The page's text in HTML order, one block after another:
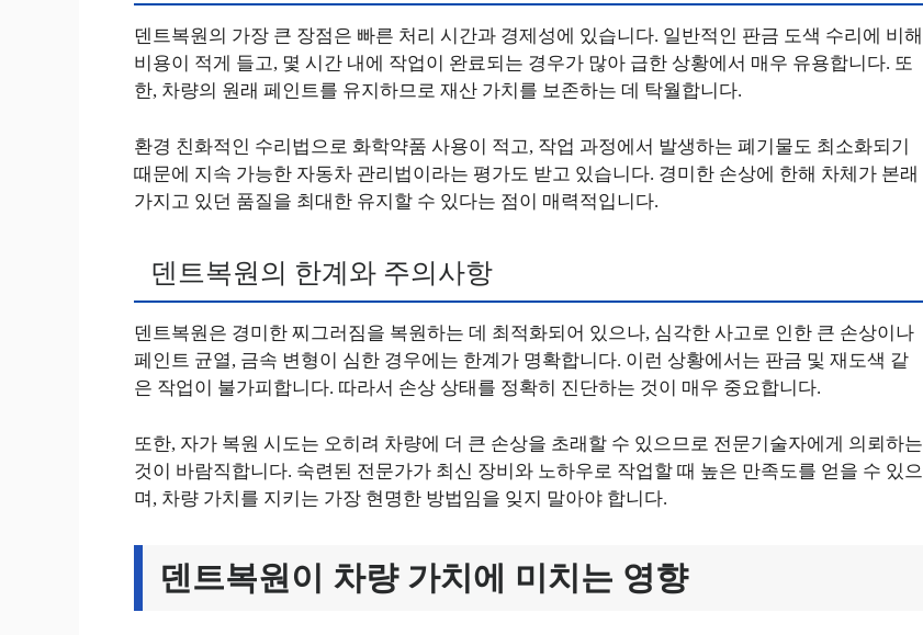
덴트복원의 가장 큰 장점은 빠른 처리 시간과 경제성에 있습니다. 일반적인 판금 도색 수리에 비해
비용이 적게 들고, 몇 시간 내에 작업이 완료되는 경우가 많아 급한 상황에서 매우 유용합니다. 또
한, 차량의 원래 페인트를 유지하므로 재산 가치를 보존하는 데 탁월합니다.
환경 친화적인 수리법으로 화학약품 사용이 적고, 작업 과정에서 발생하는 폐기물도 최소화되기
때문에 지속 가능한 자동차 관리법이라는 평가도 받고 있습니다. 경미한 손상에 한해 차체가 본래
가지고 있던 품질을 최대한 유지할 수 있다는 점이 매력적입니다.
덴트복원의 한계와 주의사항
덴트복원은 경미한 찌그러짐을 복원하는 데 최적화되어 있으나, 심각한 사고로 인한 큰 손상이나
페인트 균열, 금속 변형이 심한 경우에는 한계가 명확합니다. 이런 상황에서는 판금 및 재도색 같
은 작업이 불가피합니다. 따라서 손상 상태를 정확히 진단하는 것이 매우 중요합니다.
또한, 자가 복원 시도는 오히려 차량에 더 큰 손상을 초래할 수 있으므로 전문기술자에게 의뢰하는
것이 바람직합니다. 숙련된 전문가가 최신 장비와 노하우로 작업할 때 높은 만족도를 얻을 수 있으
며, 차량 가치를 지키는 가장 현명한 방법임을 잊지 말아야 합니다.
덴트복원이 차량 가치에 미치는 영향